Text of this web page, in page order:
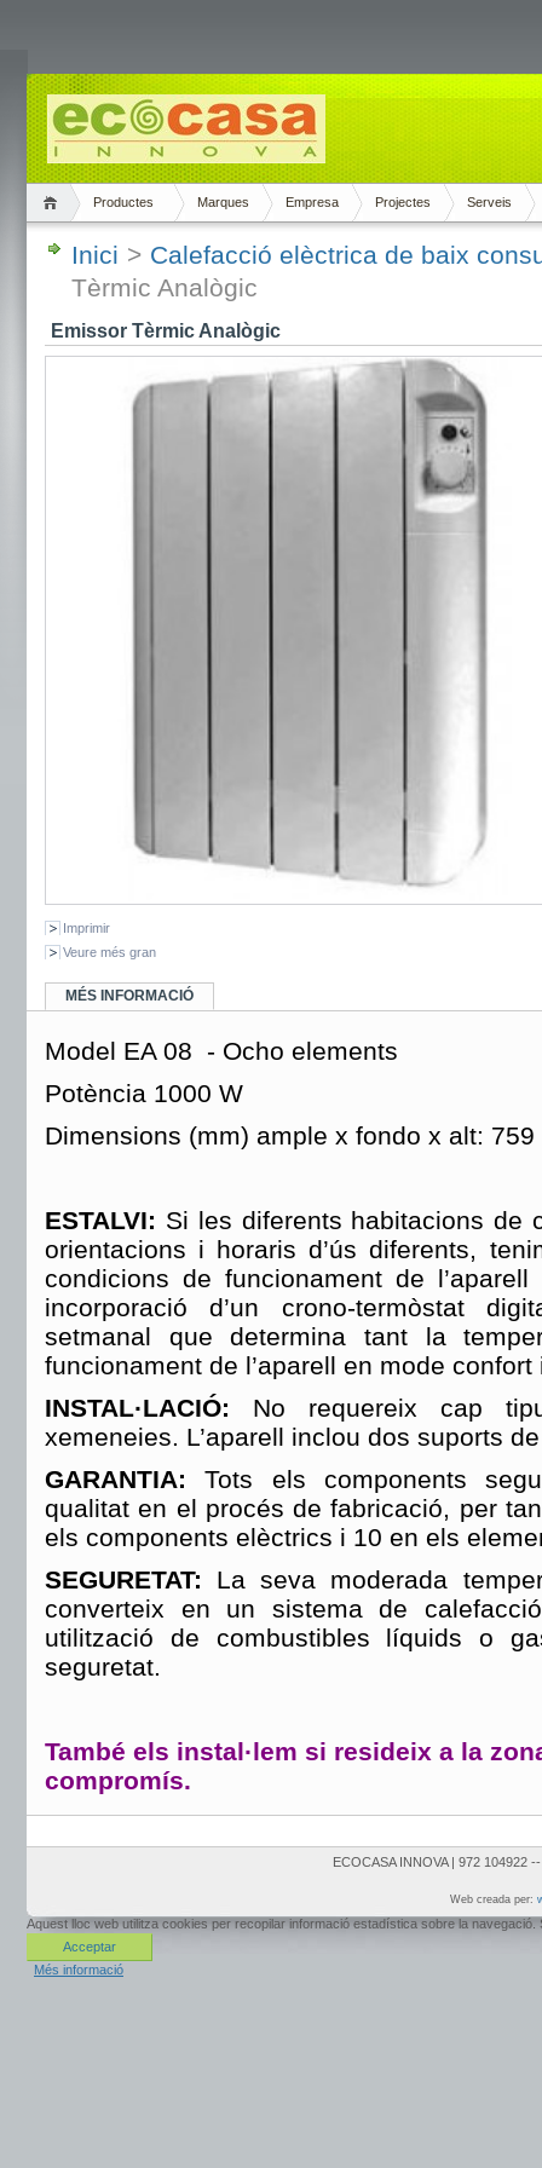
Productes Marques Empresa Projectes Serveis
Inici > Calefacció elèctrica de baix
Tèrmic Analògic
Emissor Tèrmic Analògic
Imprimir
Veure més gran
MÉS INFORMACIÓ
Model EA 08 - Ocho elements
Potència 1000 W
Dimensions (mm) ample x fondo x alt:
ESTALVI: Si les diferents habitacions de
orientacions i horaris d’ús diferents,
condicions de funcionament de
incorporació d’un crono-termòstat
setmanal que determina tant la
funcionament de l’aparell en mode
INSTAL·LACIÓ: No requereix cap
xemeneies. L’aparell inclou dos suports
GARANTIA:Tots els components
qualitat en el procés de fabricació, per
els components elèctrics i 10 en els
SEGURETAT: La seva moderada
converteix en un sistema de
utilització de combustibles líquids o
seguretat.
També els instal·lem si resideix a la
compromís.
ECOCASA INNOVA | 972 104922
Web creada per:
Aquest lloc web utilitza cookies per recopilar informació estadística sobre la
Acceptar
Més informació